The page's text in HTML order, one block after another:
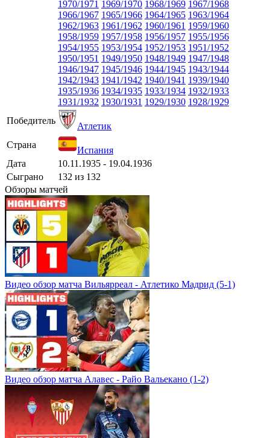
1970/1971 1969/1970 1968/1969 1967/1968
1966/1967 1965/1966 1964/1965 1963/1964
1962/1963 1961/1962 1960/1961 1959/1960
1958/1959 1957/1958 1956/1957 1955/1956
1954/1955 1953/1954 1952/1953 1951/1952
1950/1951 1949/1950 1948/1949 1947/1948
1946/1947 1945/1946 1944/1945 1943/1944
1942/1943 1941/1942 1940/1941 1939/1940
1935/1936 1934/1935 1933/1934 1932/1933
1931/1932 1930/1931 1929/1930 1928/1929
Победитель
Атлетик
Страна
Испания
Дата
10.11.1935 - 19.04.1936
Сыграно
132 из 132
Обзоры матчей
Видео обзор матча Вильярреал - Атлетико Мадрид (5-1)
Видео обзор матча Алавес - Райо Вальекано (1-2)